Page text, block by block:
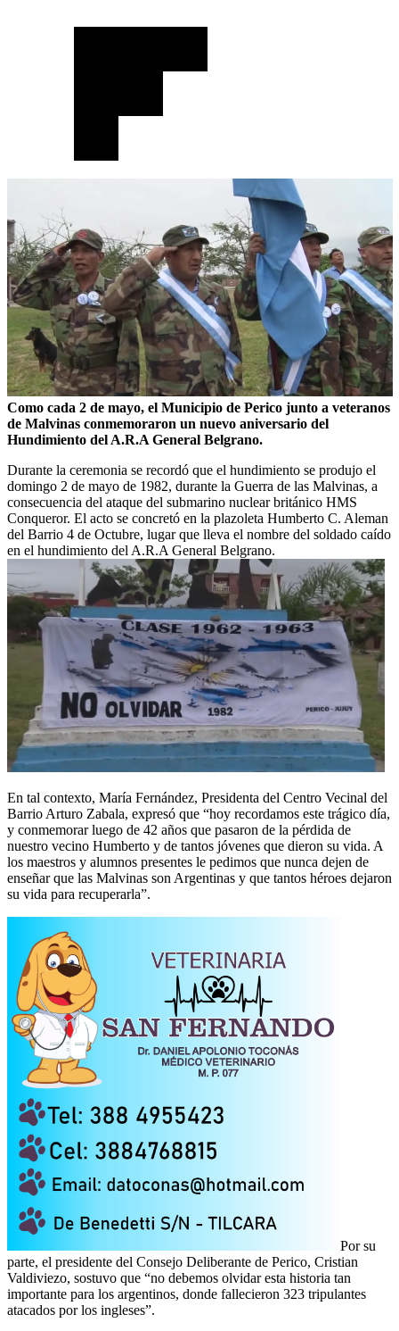
Como cada 2 de mayo, el Municipio de Perico junto a veteranos
de Malvinas conmemoraron un nuevo aniversario del
Hundimiento del A.R.A General Belgrano.
Durante la ceremonia se recordó que el hundimiento se produjo el
domingo 2 de mayo de 1982, durante la Guerra de las Malvinas, a
consecuencia del ataque del submarino nuclear británico HMS
Conqueror. El acto se concretó en la plazoleta Humberto C. Aleman
del Barrio 4 de Octubre, lugar que lleva el nombre del soldado caído
en el hundimiento del A.R.A General Belgrano.
En tal contexto, María Fernández, Presidenta del Centro Vecinal del
Barrio Arturo Zabala, expresó que “hoy recordamos este trágico día,
y conmemorar luego de 42 años que pasaron de la pérdida de
nuestro vecino Humberto y de tantos jóvenes que dieron su vida. A
los maestros y alumnos presentes le pedimos que nunca dejen de
enseñar que las Malvinas son Argentinas y que tantos héroes dejaron
su vida para recuperarla”.
Por su
parte, el presidente del Consejo Deliberante de Perico, Cristian
Valdiviezo, sostuvo que “no debemos olvidar esta historia tan
importante para los argentinos, donde fallecieron 323 tripulantes
atacados por los ingleses”.